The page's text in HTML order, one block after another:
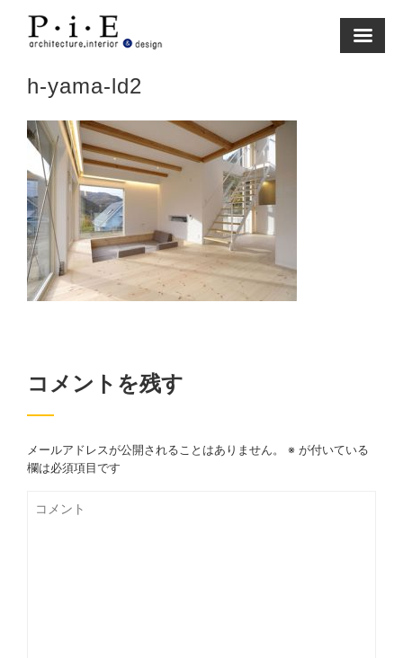
content
h-yama-ld2
コメントを残す
メールアドレスが公開されることはありません。 ※ が付いている
欄は必須項目です